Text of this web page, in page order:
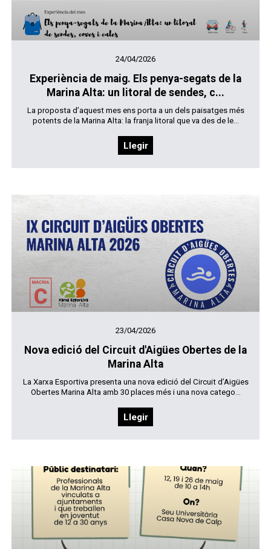
24/04/2026
Experiència de maig. Els penya-segats de la
Marina Alta: un litoral de sendes, c...
La proposta d’aquest mes ens porta a un dels paisatges més
potents de la Marina Alta: la franja litoral que va des de le...
Llegir
23/04/2026
Nova edició del Circuit d'Aigües Obertes de la
Marina Alta
La Xarxa Esportiva presenta una nova edició del Circuit d’Aigües
Obertes Marina Alta amb 30 places més i una nova catego...
Llegir